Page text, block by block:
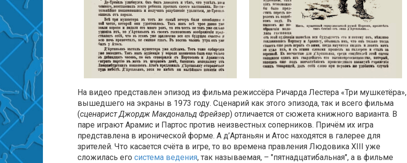
На видео представлен эпизод из фильма режиссёра Ричарда Лестера «Три мушкетёра»,
вышедшего на экраны в 1973 году. Сценарий как этого эпизода, так и всего фильма
(сценарист Джордж Макдональд Фрейзер) отличается от сюжета книжного варианта. В
паре играют Арамис и Партос против неизвестных соперников. Причём их игра
представлена в иронической форме. А д’Артаньян и Атос находятся в галерее для
зрителей. Что касается счёта в игре, то во времена правления Людовика XIII уже
сложилась его система ведения, так называемая, – "пятнадцатибальная", а в фильме